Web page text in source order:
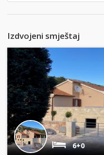
Izdvojeni smještaj
6+0